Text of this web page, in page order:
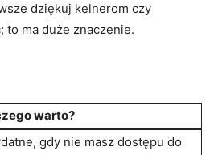
dziękuj kelnerom czy
to ma duże znaczenie.
warto?
gdy nie masz dostępu do